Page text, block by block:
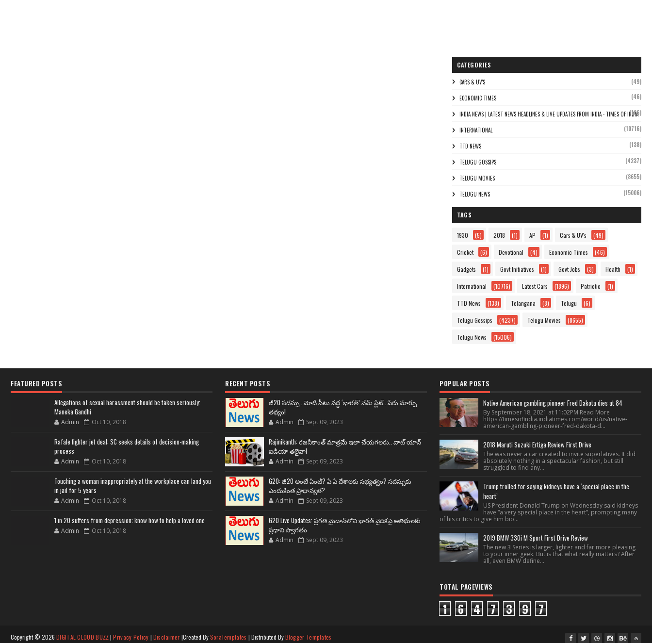
CATEGORIES
CARS & UV'S (49)
ECONOMIC TIMES (46)
INDIA NEWS | LATEST NEWS HEADLINES & LIVE UPDATES FROM INDIA - TIMES OF INDIA
(106)
INTERNATIONAL (10716)
TTD NEWS (138)
TELUGU GOSSIPS (4237)
TELUGU MOVIES (8655)
TELUGU NEWS (15006)
TAGS
1930 (5) 2018 (1) AP (1) Cars & UV's (49)
Cricket (6) Devotional (4) Economic Times (46)
Gadgets (1) Govt Initiatives (1) Govt Jobs (3) Health (1)
International (10716) Latest Cars (1896) Patriotic (1)
TTD News (138) Telangana (8) Telugu (6)
Telugu Gossips (4237) Telugu Movies (8655)
Telugu News (15006)
FEATURED POSTS
Allegations of sexual harassment should be taken seriously:
Maneka Gandhi
Admin Oct 10, 2018
Rafale fighter jet deal: SC seeks details of decision-making
process
Admin Oct 10, 2018
Touching a woman inappropriately at the workplace can land you
in jail for 5 years
Admin Oct 10, 2018
1 in 20 suffers from depression; know how to help a loved one
Admin Oct 10, 2018
RECENT POSTS
జీ20 సదస్సు.. మోదీ సీటు వద్ద ‘భారత్’ నేమ్ ప్లేట్‌.. పేరు మార్పు
తథ్యం!
Admin Sept 09, 2023
Rajinikanth: రజనీకాంత్ మాత్రమే ఇలా చేయగలరు.. వాట్ యాన్
ఐడియా తలైవా!
Admin Sept 09, 2023
G20: జీ20 అంటే ఏంటి? ఏ ఏ దేశాలకు సభ్యత్వం? సదస్సుకు
ఎందుకింత ప్రాధాన్యత?
Admin Sept 09, 2023
G20 Live Updates: ప్రగతి మైదాన్‌లోని భారత్ వైదికపై అతిథులకు
ప్రధాని స్వాగతం
Admin Sept 09, 2023
POPULAR POSTS
Native American gambling pioneer Fred Dakota dies at 84
By September 18, 2021 at 11:02PM Read More
https://timesofindia.indiatimes.com/world/us/native-
american-gambling-pioneer-fred-dakota-d...
2018 Maruti Suzuki Ertiga Review First Drive
The was never a car created to invite superlatives. It did
absolutely nothing in a spectacular fashion, but still
struggled to find any...
Trump trolled for saying kidneys have a ‘special place in the
heart’
US President Donald Trump on Wednesday said kidneys
have “a very special place in the heart”, prompting many
of his critics to give him bio...
2019 BMW 330i M Sport First Drive Review
The new 3 Series is larger, lighter and far more pleasing
to your inner geek. But is that what really matters? After
all, even BMW define...
TOTAL PAGEVIEWS
1 6 4 7 3 9 7
Copyright © 2026 DIGITAL CLOUD BUZZ|Privacy Policy | Disclaimer |Created BySoraTemplates | Distributed ByBlogger Templates